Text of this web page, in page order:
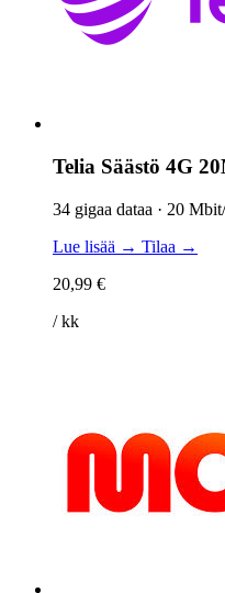
Telia Säästö 4G
34 gigaa dataa · 20
Lue lisää → Tilaa →
20,99 €
/ kk